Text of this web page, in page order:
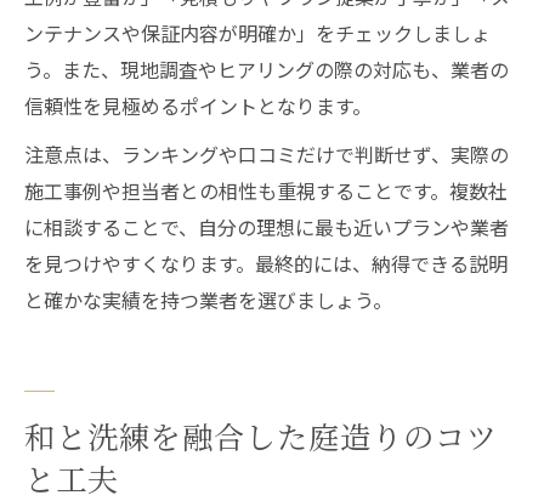
ンテナンスや保証内容が明確か」をチェックしましょ
う。また、現地調査やヒアリングの際の対応も、業者の
信頼性を見極めるポイントとなります。
注意点は、ランキングや口コミだけで判断せず、実際の
施工事例や担当者との相性も重視することです。複数社
に相談することで、自分の理想に最も近いプランや業者
を見つけやすくなります。最終的には、納得できる説明
と確かな実績を持つ業者を選びましょう。
和と洗練を融合した庭造りのコツ
と工夫